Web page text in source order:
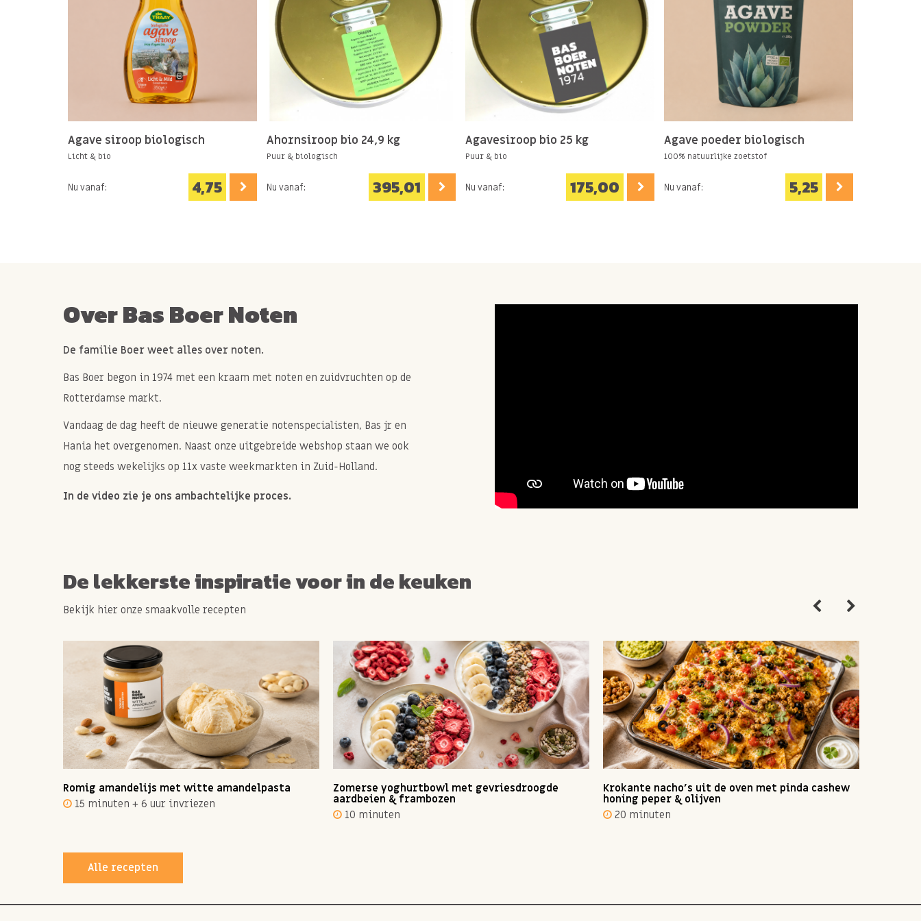
Agave siroop biologisch
Licht & bio
Nu vanaf: 4,75
Ahornsiroop bio 24,9 kg
Puur & biologisch
Nu vanaf: 395,01
Agavesiroop bio 25 kg
Puur & bio
Nu vanaf: 175,00
Agave poeder biologisch
100% natuurlijke zoetstof
Nu vanaf: 5,25
Over Bas Boer Noten
De familie Boer weet alles over noten.
Bas Boer begon in 1974 met een kraam met noten en zuidvruchten op de
Rotterdamse markt.
Vandaag de dag heeft de nieuwe generatie notenspecialisten, Bas jr en
Hania het overgenomen. Naast onze uitgebreide webshop staan we ook
nog steeds wekelijks op 11x vaste weekmarkten in Zuid-Holland.
In de video zie je ons ambachtelijke proces.
De lekkerste inspiratie voor in de keuken
Bekijk hier onze smaakvolle recepten
Romig amandelijs met witte amandelpasta
15 minuten + 6 uur invriezen
Zomerse yoghurtbowl met gevriesdroogde
aardbeien & frambozen
10 minuten
Krokante nacho's uit de oven met pinda cashew
honing peper & olijven
20 minuten
Alle recepten